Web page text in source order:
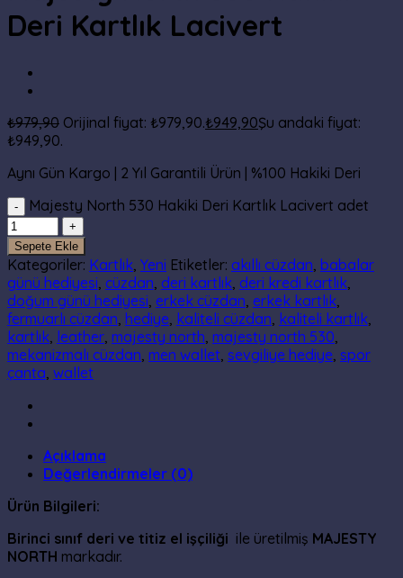
Deri Kartlık Lacivert
₺979,90 Orijinal fiyat: ₺979,90.₺949,90Şu andaki fiyat:
₺949,90.
Aynı Gün Kargo | 2 Yıl Garantili Ürün | %100 Hakiki Deri
Majesty North 530 Hakiki Deri Kartlık Lacivert adet
Sepete Ekle
Kategoriler: Kartlık Yeni Etiketler: akıllı cüzdan babalar
günü hediyesi cüzdan deri kartlık deri kredi kartlık
doğum günü hediyesi erkek cüzdan erkek kartlık
fermuarlı cüzdan hediye kaliteli cüzdan kaliteli kartlık
kartlık leather majesty north majesty north 530
mekanizmalı cüzdan men wallet sevgiliye hediye spor
çanta wallet
Açıklama
Değerlendirmeler (0)
Ürün Bilgileri:
Birinci sınıf deri ve titiz el işçiliği ile üretilmiş MAJESTY
NORTH markadır.